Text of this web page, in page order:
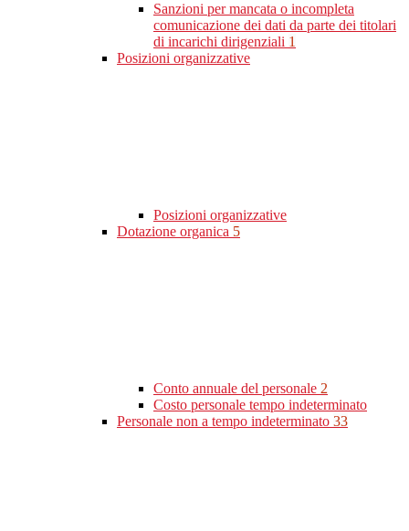
Sanzioni per mancata o incompleta
comunicazione dei dati da parte dei titolari
di incarichi dirigenziali 1
Posizioni organizzative
Posizioni organizzative
Dotazione organica 5
Conto annuale del personale 2
Costo personale tempo indeterminato
Personale non a tempo indeterminato 33